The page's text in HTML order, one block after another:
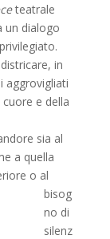
teatrale
un dialogo
in
aggrovigliati
e della
sia al
a quella
o al
bisog
no di
silenz